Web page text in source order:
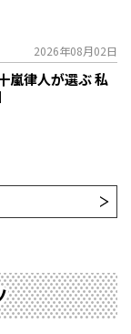
2026年08月02日
嵐律人が選ぶ 私